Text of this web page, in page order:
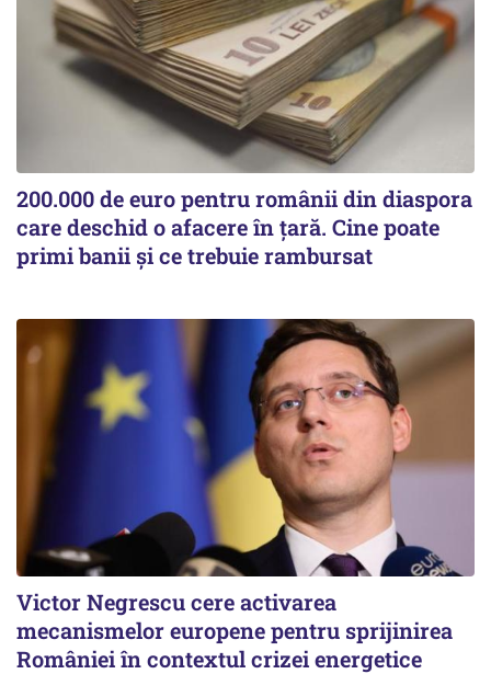
200.000 de euro pentru românii din diaspora
care deschid o afacere în țară. Cine poate
primi banii și ce trebuie rambursat
Victor Negrescu cere activarea
mecanismelor europene pentru sprijinirea
României în contextul crizei energetice